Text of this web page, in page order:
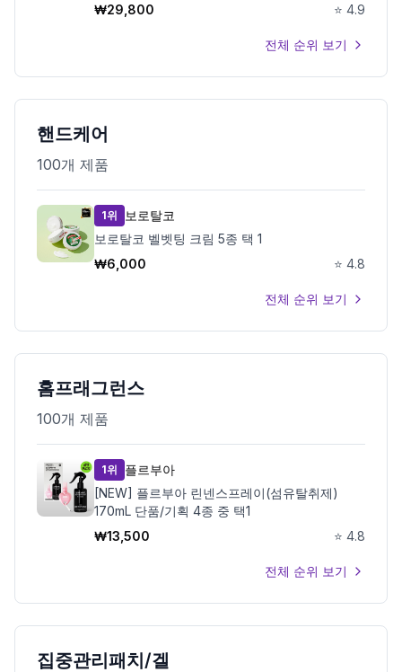
₩29,800 ⭐ 4.9
전체 순위 보기
핸드케어
100개 제품
1위
보로탈코
보로탈코 벨벳팅 크림 5종 택 1
₩6,000 ⭐ 4.8
전체 순위 보기
홈프래그런스
100개 제품
1위
플르부아
[NEW] 플르부아 린넨스프레이(섬유탈취제)
170mL 단품/기획 4종 중 택1
₩13,500 ⭐ 4.8
전체 순위 보기
집중관리패치/겔